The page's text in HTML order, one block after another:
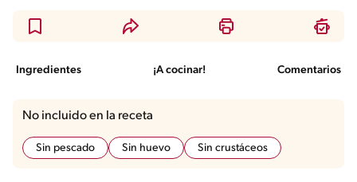
Ingredientes ¡A cocinar! Comentarios
No incluido en la receta
Sin pescado Sin huevo Sin crustáceos